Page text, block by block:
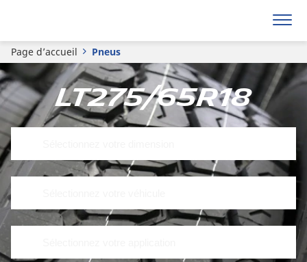
Page d’accueil Pneus
LT275/65R18